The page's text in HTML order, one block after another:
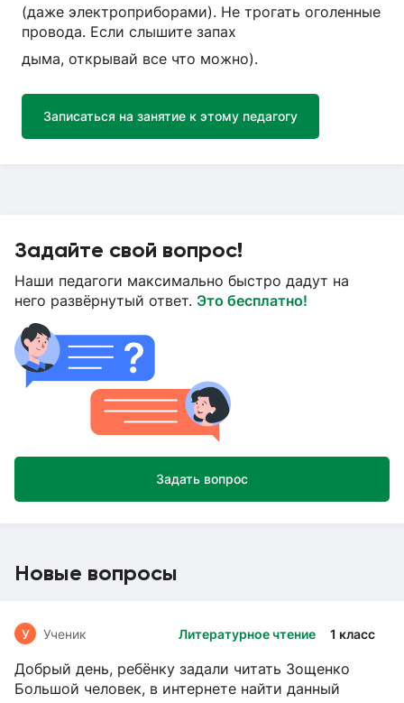
(даже электроприборами). Не трогать оголенные
провода. Если слышите запах
дыма, открывай все что можно).
Записаться на занятие к этому педагогу
Задайте свой вопрос!
Наши педагоги максимально быстро дадут на
него развёрнутый ответ. Это бесплатно!
Задать вопрос
Новые вопросы
Литературное чтение 1 класс
У Ученик
Добрый день, ребёнку задали читать Зощенко
Большой человек, в интернете найти данный